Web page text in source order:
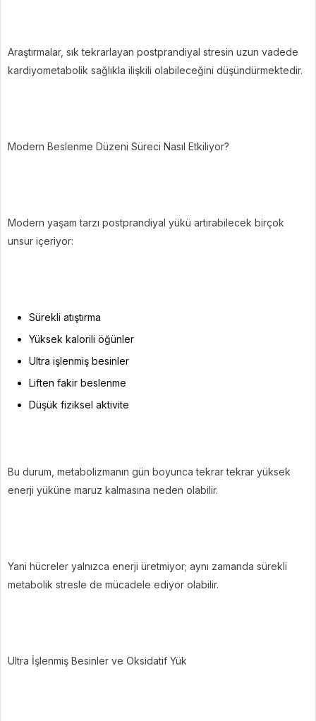
Araştırmalar, sık tekrarlayan postprandiyal stresin uzun vadede
kardiyometabolik sağlıkla ilişkili olabileceğini düşündürmektedir.
Modern Beslenme Düzeni Süreci Nasıl Etkiliyor?
Modern yaşam tarzı postprandiyal yükü artırabilecek birçok
unsur içeriyor:
Sürekli atıştırma
Yüksek kalorili öğünler
Ultra işlenmiş besinler
Liften fakir beslenme
Düşük fiziksel aktivite
Bu durum, metabolizmanın gün boyunca tekrar tekrar yüksek
enerji yüküne maruz kalmasına neden olabilir.
Yani hücreler yalnızca enerji üretmiyor; aynı zamanda sürekli
metabolik stresle de mücadele ediyor olabilir.
Ultra İşlenmiş Besinler ve Oksidatif Yük